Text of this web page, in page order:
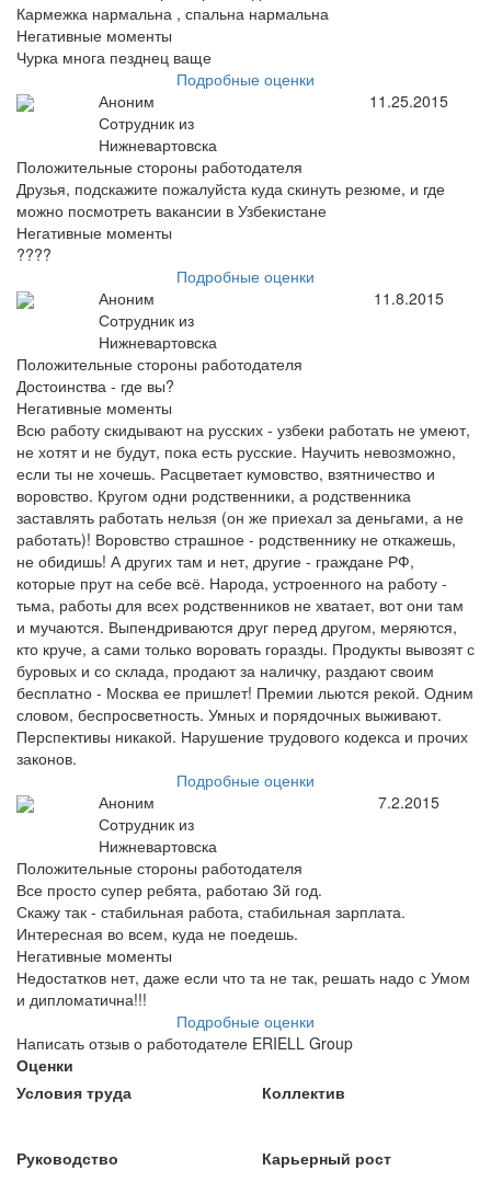
Кармежка нармальна , спальна нармальна
Негативные моменты
Чурка многа пезднец ваще
Подробные оценки
Аноним
Сотрудник из
Нижневартовска
11.25.2015
Положительные стороны работодателя
Друзья, подскажите пожалуйста куда скинуть резюме, и где
можно посмотреть вакансии в Узбекистане
Негативные моменты
????
Подробные оценки
Аноним
Сотрудник из
Нижневартовска
11.8.2015
Положительные стороны работодателя
Достоинства - где вы?
Негативные моменты
Всю работу скидывают на русских - узбеки работать не умеют,
не хотят и не будут, пока есть русские. Научить невозможно,
если ты не хочешь. Расцветает кумовство, взятничество и
воровство. Кругом одни родственники, а родственника
заставлять работать нельзя (он же приехал за деньгами, а не
работать)! Воровство страшное - родственнику не откажешь,
не обидишь! А других там и нет, другие - граждане РФ,
которые прут на себе всё. Народа, устроенного на работу -
тьма, работы для всех родственников не хватает, вот они там
и мучаются. Выпендриваются друг перед другом, меряются,
кто круче, а сами только воровать горазды. Продукты вывозят с
буровых и со склада, продают за наличку, раздают своим
бесплатно - Москва ее пришлет! Премии льются рекой. Одним
словом, беспросветность. Умных и порядочных выживают.
Перспективы никакой. Нарушение трудового кодекса и прочих
законов.
Подробные оценки
Аноним
Сотрудник из
Нижневартовска
7.2.2015
Положительные стороны работодателя
Все просто супер ребята, работаю 3й год.
Скажу так - стабильная работа, стабильная зарплата.
Интересная во всем, куда не поедешь.
Негативные моменты
Недостатков нет, даже если что та не так, решать надо с Умом
и дипломатична!!!
Подробные оценки
Написать отзыв о работодателе ERIELL Group
Оценки
Условия труда
Коллектив
Руководство Карьерный рост